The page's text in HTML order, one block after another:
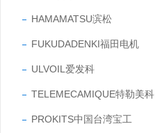
HAMAMATSU滨松
FUKUDADENKI福田电机
ULVOIL爱发科
TELEMECAMIQUE特勒美科
PROKITS中国台湾宝工